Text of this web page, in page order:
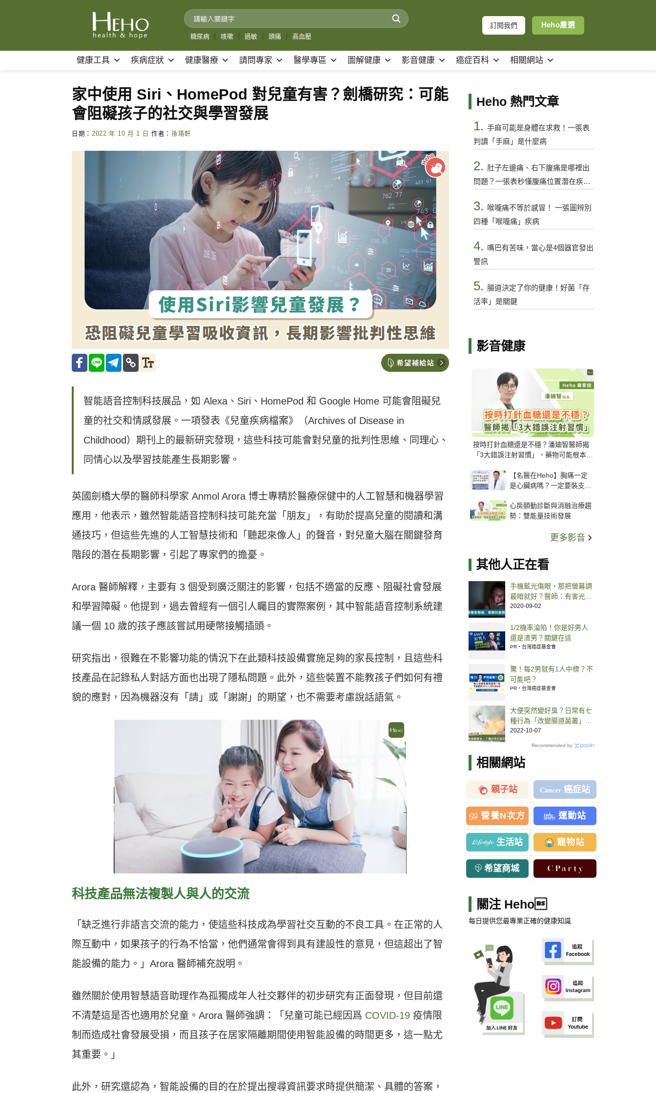
糖尿病 咳嗽 過敏 頭痛 高血壓
訂閱我們 Heho嚴選
健康工具 疾病症狀 健康醫療 請問專家 醫學專區 圖解健康 影音健康 癌症百科 相關網站
家中使用 Siri、HomePod 對兒童有害？劍橋研究：可能
會阻礙孩子的社交與學習發展
日期： 2022 年 10 月 1 日 作者： 孫珞軒
智能語音控制科技展品，如 Alexa、Siri、HomePod 和 Google Home 可能會阻礙兒
童的社交和情感發展。一項發表《兒童疾病檔案》（Archives of Disease in
Childhood）期刊上的最新研究發現，這些科技可能會對兒童的批判性思維、同理心、
同情心以及學習技能產生長期影響。
英國劍橋大學的醫師科學家 Anmol Arora 博士專精於醫療保健中的人工智慧和機器學習
應用，他表示，雖然智能語音控制科技可能充當「朋友」，有助於提高兒童的閱讀和溝
通技巧，但這些先進的人工智慧技術和「聽起來像人」的聲音，對兒童大腦在關鍵發育
階段的潛在長期影響，引起了專家們的擔憂。
Arora 醫師解釋，主要有 3 個受到廣泛關注的影響，包括不適當的反應、阻礙社會發展
和學習障礙。他提到，過去曾經有一個引人矚目的實際案例，其中智能語音控制系統建
議一個 10 歲的孩子應該嘗試用硬幣接觸插頭。
研究指出，很難在不影響功能的情況下在此類科技設備實施足夠的家長控制，且這些科
技產品在記錄私人對話方面也出現了隱私問題。此外，這些裝置不能教孩子們如何有禮
貌的應對，因為機器沒有「請」或「謝謝」的期望，也不需要考慮說話語氣。
科技產品無法複製人與人的交流
「缺乏進行非語言交流的能力，使這些科技成為學習社交互動的不良工具。在正常的人
際互動中，如果孩子的行為不恰當，他們通常會得到具有建設性的意見，但這超出了智
能設備的能力。」Arora 醫師補充說明。
雖然關於使用智慧語音助理作為孤獨成年人社交夥伴的初步研究有正面發現，但目前還
不清楚這是否也適用於兒童。Arora 醫師強調：「兒童可能已經因爲 COVID-19 疫情限
制而造成社會發展受損，而且孩子在居家隔離期間使用智能設備的時間更多，這一點尤
其重要。」
此外，研究還認為，智能設備的目的在於提出搜尋資訊要求時提供簡潔、具體的答案，
Heho 熱門文章
1. 手麻可能是身體在求救！一張表
判讀「手麻」是什麼病
2. 肚子左邊痛、右下腹痛是哪裡出
問題？一張表秒懂腹痛位置潛在疾病
3.
喉嚨痛不等於感冒！ 一張圖辨別
四種「喉嚨痛」疾病
4. 嘴巴有苦味，當心是4個器官發出
警訊
5. 腸道決定了你的健康！好菌「存
活率」是關鍵
影音健康
按時打針血糖還是不穩？潘廸智醫師揭
「3大錯誤注射習慣」、藥物可能根本沒
【名醫在Heho】胸痛一定
是心臟病嗎？一定要裝支
解析支架種類、風險與選擇
關鍵
心房顫動診斷與消融治療趨
勢：雙能量技術發展
更多影音
其他人正在看
手機藍光傷眼，那把螢幕調
最暗就好？醫師：有害光進
去更多
2020-09-02
1/2機率淪陷！你是好男人
還是渣男？關鍵在這
PR・台灣癌症基金會
驚！每2男就有1人中標？不
可能吧？
PR・台灣癌症基金會
大便突然變好臭？日常有七
種行為「改變腸道菌叢」健
康亮警訊
2022-10-07
Recommended by
相關網站
親子站 癌症站
營養N次方 運動站
生活站 寵物站
希望商城
關注 Heho
每日提供您最專業正確的健康知識